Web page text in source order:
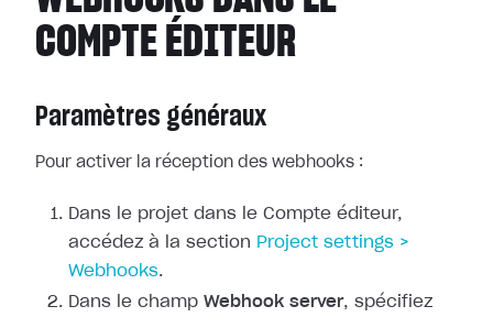
COMPTE ÉDITEUR
Paramètres généraux
Pour activer la réception des webhooks :
Dans le projet dans le Compte éditeur,
accédez à la section Project settings >
Webhooks.
Dans le champ Webhook server, spécifiez